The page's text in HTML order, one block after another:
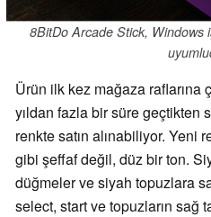
8BitDo Arcade Stick, Windows
Ürün ilk kez mağaza raflarına
yıldan fazla bir süre geçtikten
renkte satın alınabiliyor. Yeni
gibi şeffaf değil, düz bir ton.
düğmeler ve siyah topuzlara
select, start ve topuzların sağ